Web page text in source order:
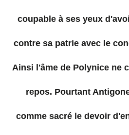
coupable à ses yeux
contre sa patrie avec le
Ainsi l'âme de Polynice ne
repos. Pourtant
comme sacré le devoir